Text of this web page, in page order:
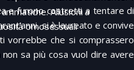
e furono costretti a tentare di
si è laureato e convive
vorrebbe che si comprassero
non sa più cosa vuol dire avere
Allusioni a
omosessuali